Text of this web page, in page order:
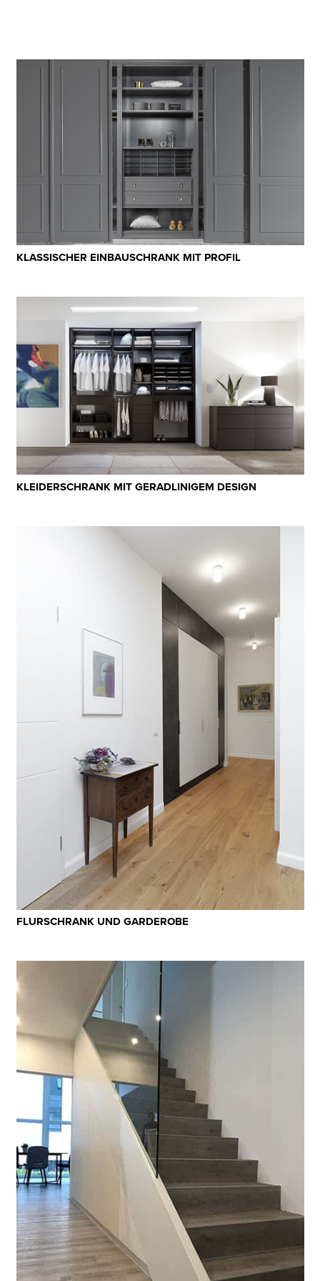
KLASSISCHER EINBAUSCHRANK MIT PROFIL
KLEIDERSCHRANK MIT GERADLINIGEM DESIGN
FLURSCHRANK UND GARDEROBE